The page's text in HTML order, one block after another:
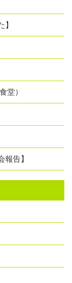
】
堂）
報告】